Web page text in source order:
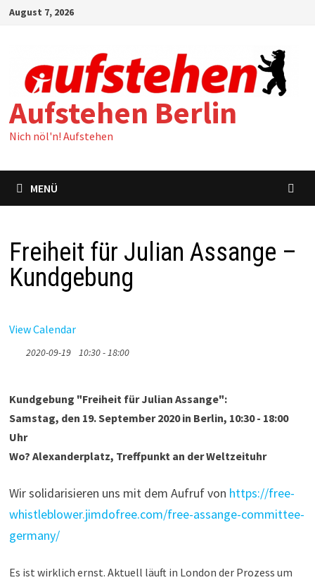
ZumAugust 7, 2026
Aufstehen Berlin
Nich nöl'n! Aufstehen
MENÜ
Freiheit für Julian Assange –
Kundgebung
View Calendar
2020-09-19 10:30 - 18:00
Kundgebung "Freiheit für Julian Assange":
Samstag, den 19. September 2020 in Berlin, 10:30 - 18:00
Uhr
Wo? Alexanderplatz, Treffpunkt an der Weltzeituhr
Wir solidarisieren uns mit dem Aufruf von https://free-
whistleblower.jimdofree.com/free-assange-committee-
germany/
Es ist wirklich ernst. Aktuell läuft in London der Prozess um